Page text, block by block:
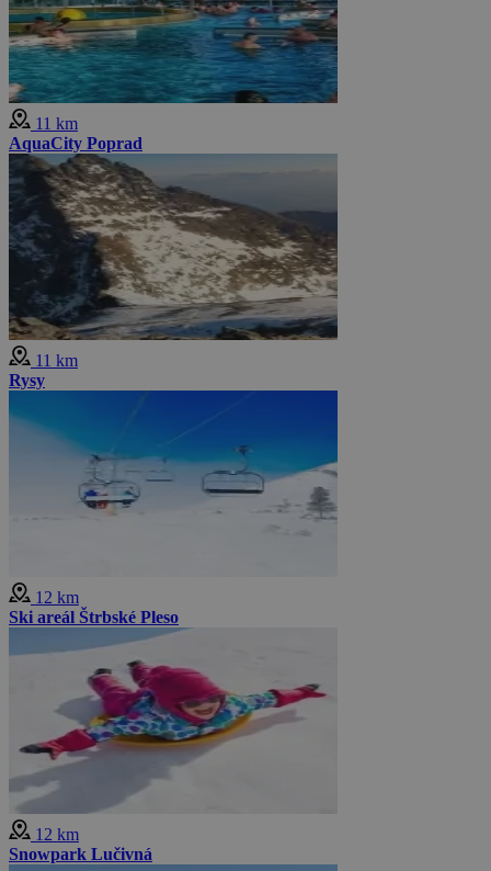
11 km
AquaCity Poprad
11 km
Rysy
12 km
Ski areál Štrbské Pleso
12 km
Snowpark Lučivná